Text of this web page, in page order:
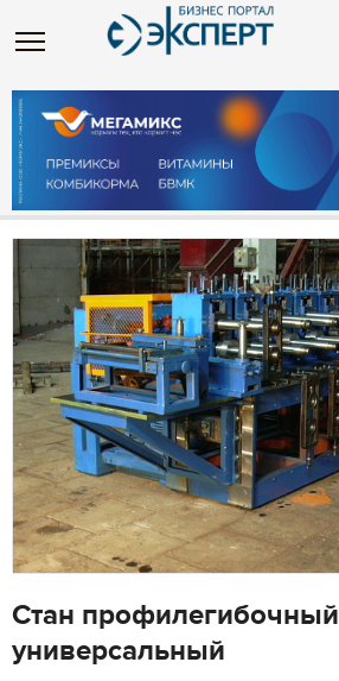
Стан профилегибочный
универсальный